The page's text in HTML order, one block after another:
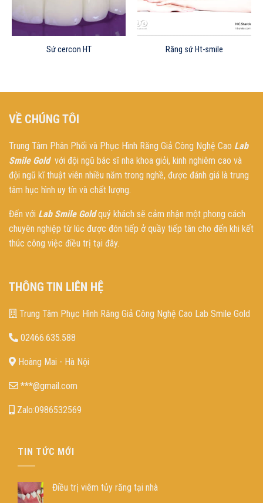
Sứ cercon HT Răng sứ Ht-smile
VỀ CHÚNG TÔI
Trung Tâm Phân Phối và Phục Hình Răng Giả Công Nghệ Cao Lab
Smile Gold với đội ngũ bác sĩ nha khoa giỏi, kinh nghiêm cao và
đội ngũ kĩ thuật viên nhiều năm trong nghề, được đánh giá là trung
tâm hục hình uy tín và chất lượng.
Đến với Lab Smile Goldquý khách sẽ cảm nhận một phong cách
chuyên nghiệp từ lúc được đón tiếp ở quầy tiếp tân cho đến khi kết
thúc công việc điều trị tại đây.
THÔNG TIN LIÊN HỆ
Trung Tâm Phục Hình Răng Giả Công Nghệ Cao Lab Smile Gold
02466.635.588
Hoàng Mai - Hà Nội
***@gmail.com
Zalo:0986532569
TIN TỨC MỚI
Điều trị viêm tủy răng tại nhà